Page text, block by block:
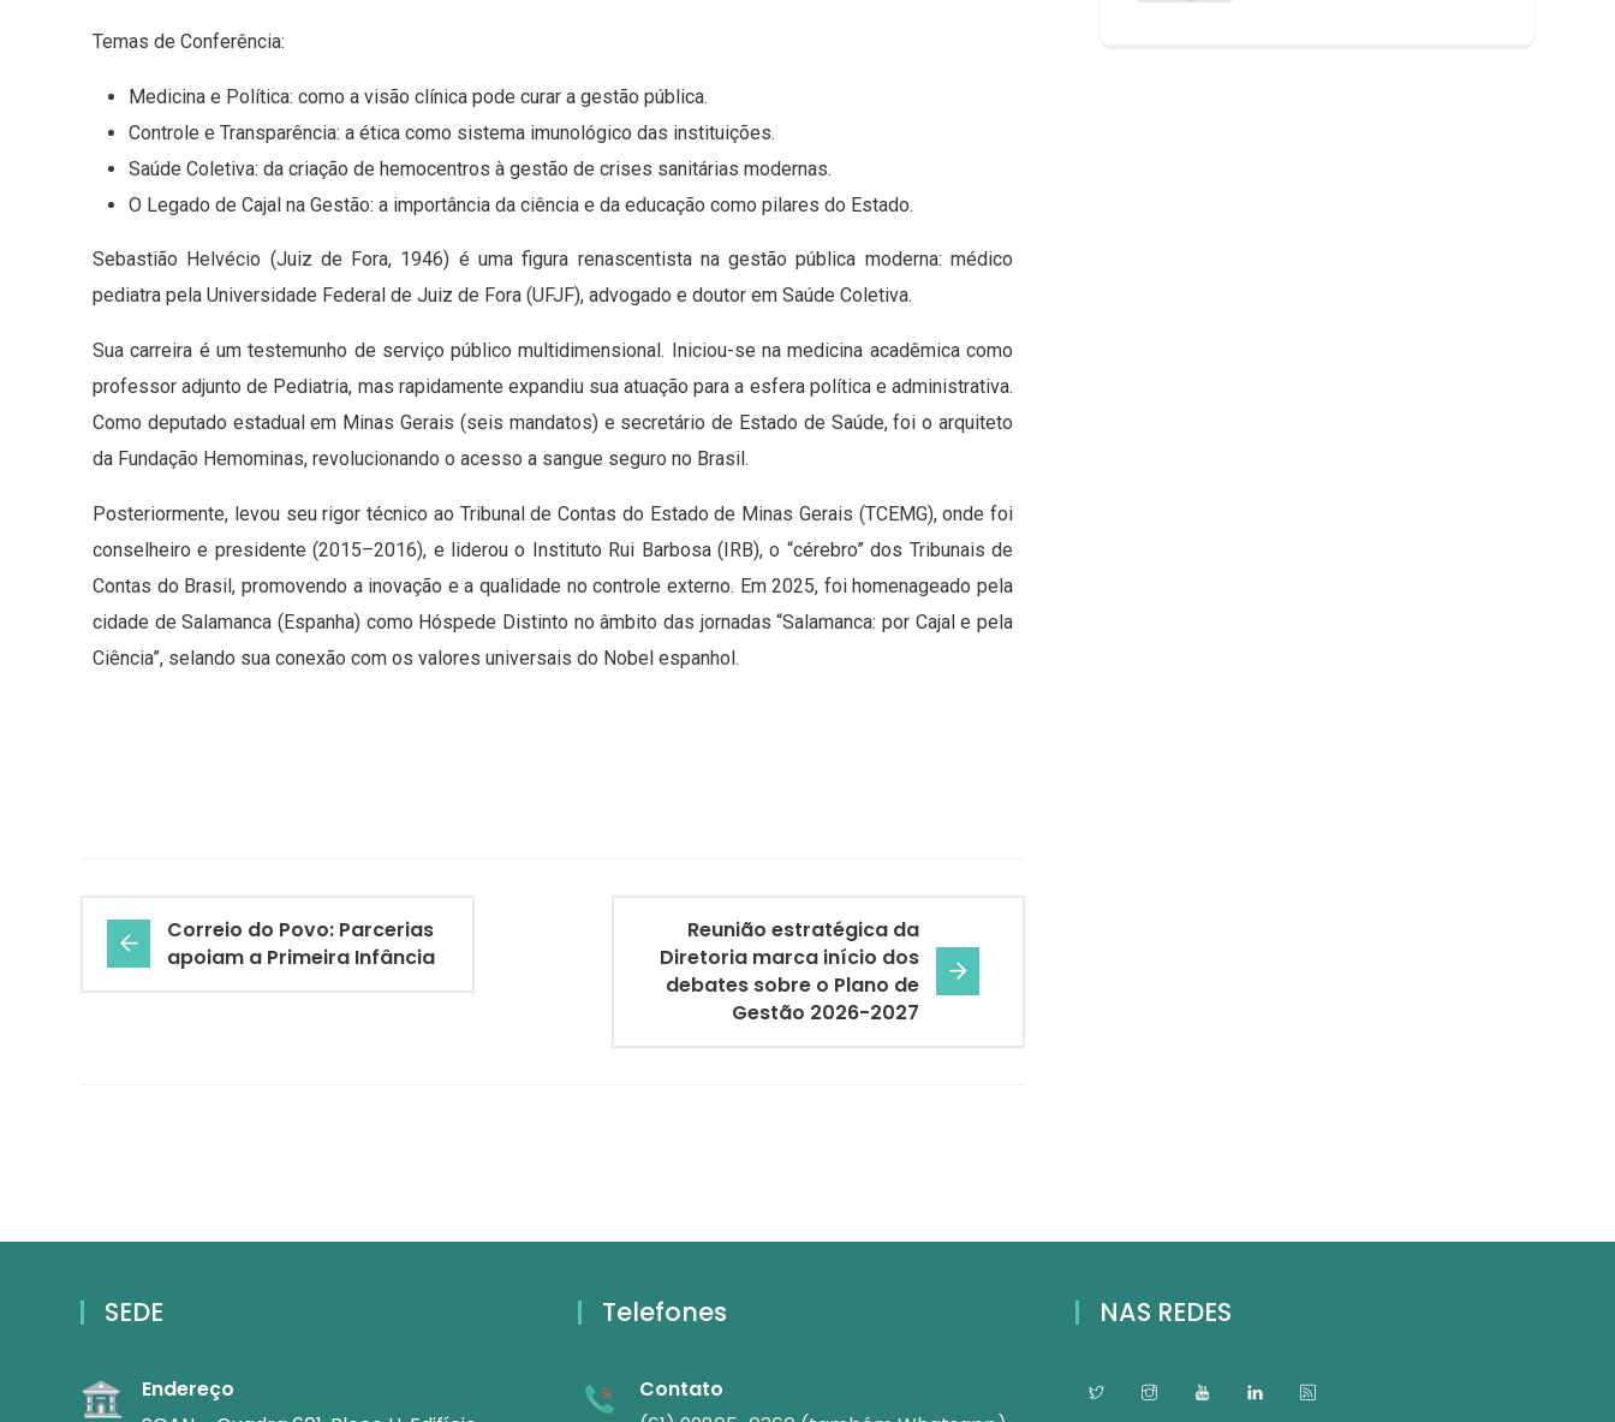
Temas de Conferência:
Medicina e Política: como a visão clínica pode curar a gestão pública.
Controle e Transparência: a ética como sistema imunológico das instituições.
Saúde Coletiva: da criação de hemocentros à gestão de crises sanitárias modernas.
O Legado de Cajal na Gestão: a importância da ciência e da educação como pilares do Estado.
Sebastião Helvécio (Juiz de Fora, 1946) é uma figura renascentista na gestão pública moderna: médico
pediatra pela Universidade Federal de Juiz de Fora (UFJF), advogado e doutor em Saúde Coletiva.
Sua carreira é um testemunho de serviço público multidimensional. Iniciou-se na medicina acadêmica como
professor adjunto de Pediatria, mas rapidamente expandiu sua atuação para a esfera política e administrativa.
Como deputado estadual em Minas Gerais (seis mandatos) e secretário de Estado de Saúde, foi o arquiteto
da Fundação Hemominas, revolucionando o acesso a sangue seguro no Brasil.
Posteriormente, levou seu rigor técnico ao Tribunal de Contas do Estado de Minas Gerais (TCEMG), onde foi
conselheiro e presidente (2015–2016), e liderou o Instituto Rui Barbosa (IRB), o “cérebro” dos Tribunais de
Contas do Brasil, promovendo a inovação e a qualidade no controle externo. Em 2025, foi homenageado pela
cidade de Salamanca (Espanha) como Hóspede Distinto no âmbito das jornadas “Salamanca: por Cajal e pela
Ciência”, selando sua conexão com os valores universais do Nobel espanhol.
Correio do Povo: Parcerias
apoiam a Primeira Infância
Reunião estratégica da
Diretoria marca início dos
debates sobre o Plano de
Gestão 2026-2027
SEDE
Endereço
Telefones
Contato
NAS REDES